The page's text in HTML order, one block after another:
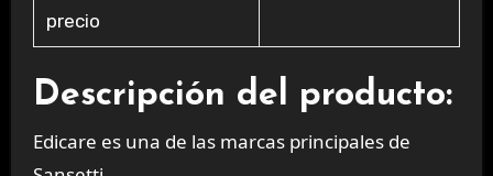
precio
Descripción del producto:
Edicare es una de las marcas principales de